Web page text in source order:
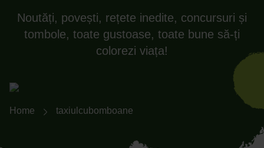
Noutăți, povești, rețete inedite, concursuri și
tombole, toate gustoase, toate bune să-ți
colorezi viața!
Breadcrumb-Navigation
Home taxiulcubomboane